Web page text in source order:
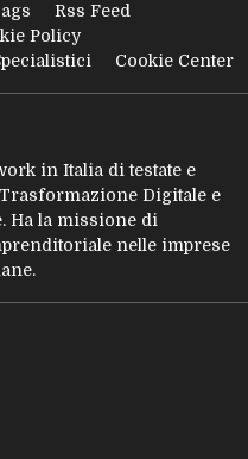
Rss Feed
Policy
Cookie Center
in Italia di testate e
Digitale e
Ha la missione di
nelle imprese